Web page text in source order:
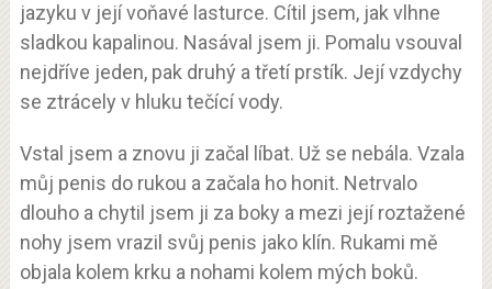
jazyku v její voňavé lasturce. Cítil jsem, jak vlhne
sladkou kapalinou. Nasával jsem ji. Pomalu vsouval
nejdříve jeden, pak druhý a třetí prstík. Její vzdychy
se ztrácely v hluku tečící vody.
Vstal jsem a znovu ji začal líbat. Už se nebála. Vzala
můj penis do rukou a začala ho honit. Netrvalo
dlouho a chytil jsem ji za boky a mezi její roztažené
nohy jsem vrazil svůj penis jako klín. Rukami mě
objala kolem krku a nohami kolem mých boků.